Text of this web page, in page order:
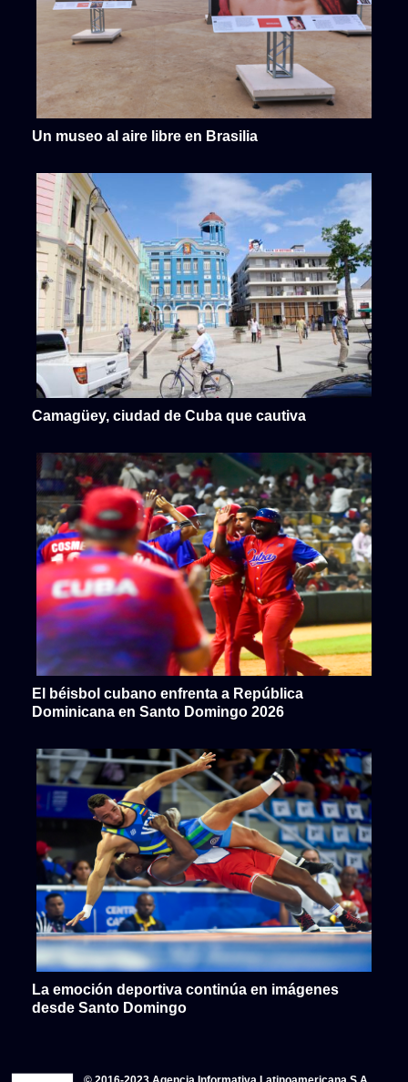
Un museo al aire libre en Brasilia
Camagüey, ciudad de Cuba que cautiva
El béisbol cubano enfrenta a República
Dominicana en Santo Domingo 2026
La emoción deportiva continúa en imágenes
desde Santo Domingo